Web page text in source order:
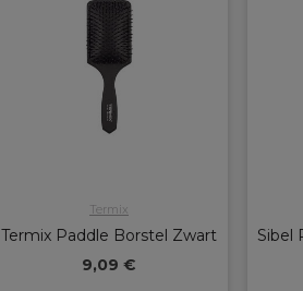
Termix
Termix Paddle Borstel Zwart
9,09 €
Sibel